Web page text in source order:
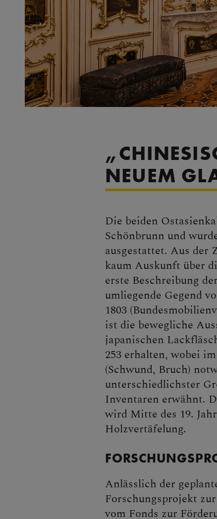
NEUEM
Die beiden
Schönbrunn und
ausgestattet. Aus der
kaum Auskunft über
erste Beschreibung
umliegende Gegend
1803
ist die bewegliche
japanischen
253 erhalten, wobei
(Schwund, Bruch)
unterschiedlichster
Inventaren erwähnt.
wird Mitte des 19.
Holzvertäfelung.
Anlässlich der
Forschungsprojekt
vom Fonds zur